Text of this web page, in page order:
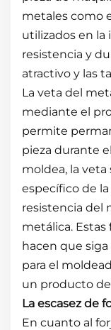
metales como
utilizados en la
resistencia y
atractivo y las
La veta del
mediante el
permite
pieza durante
moldea, la
específico de
resistencia del
metálica.
hacen que
para el
un producto
La escasez de
En cuanto al